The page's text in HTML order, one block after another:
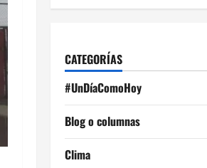
CATEGORÍAS
#UnDíaComoHoy
Blog o columnas
Clima